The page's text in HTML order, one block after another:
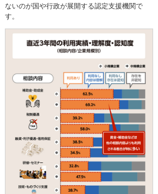
ないのが国や行政が展開する認定支援機関で
す。